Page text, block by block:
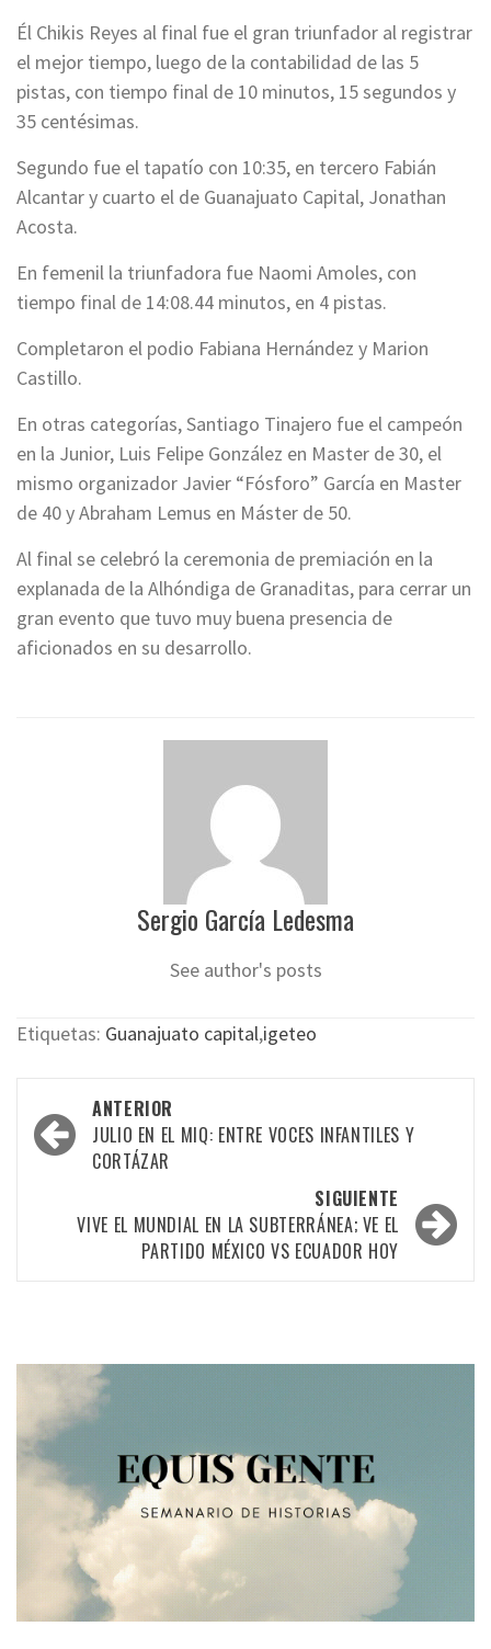
Él Chikis Reyes al final fue el gran triunfador al registrar
el mejor tiempo, luego de la contabilidad de las 5
pistas, con tiempo final de 10 minutos, 15 segundos y
35 centésimas.
Segundo fue el tapatío con 10:35, en tercero Fabián
Alcantar y cuarto el de Guanajuato Capital, Jonathan
Acosta.
En femenil la triunfadora fue Naomi Amoles, con
tiempo final de 14:08.44 minutos, en 4 pistas.
Completaron el podio Fabiana Hernández y Marion
Castillo.
En otras categorías, Santiago Tinajero fue el campeón
en la Junior, Luis Felipe González en Master de 30, el
mismo organizador Javier “Fósforo” García en Master
de 40 y Abraham Lemus en Máster de 50.
Al final se celebró la ceremonia de premiación en la
explanada de la Alhóndiga de Granaditas, para cerrar un
gran evento que tuvo muy buena presencia de
aficionados en su desarrollo.
Sergio García Ledesma
See author's posts
Etiquetas: Guanajuato capital,igeteo
Navegación
por
entradas
ANTERIOR
JULIO EN EL MIQ: ENTRE VOCES INFANTILES Y
CORTÁZAR
SIGUIENTE
VIVE EL MUNDIAL EN LA SUBTERRÁNEA; VE EL
PARTIDO MÉXICO VS ECUADOR HOY